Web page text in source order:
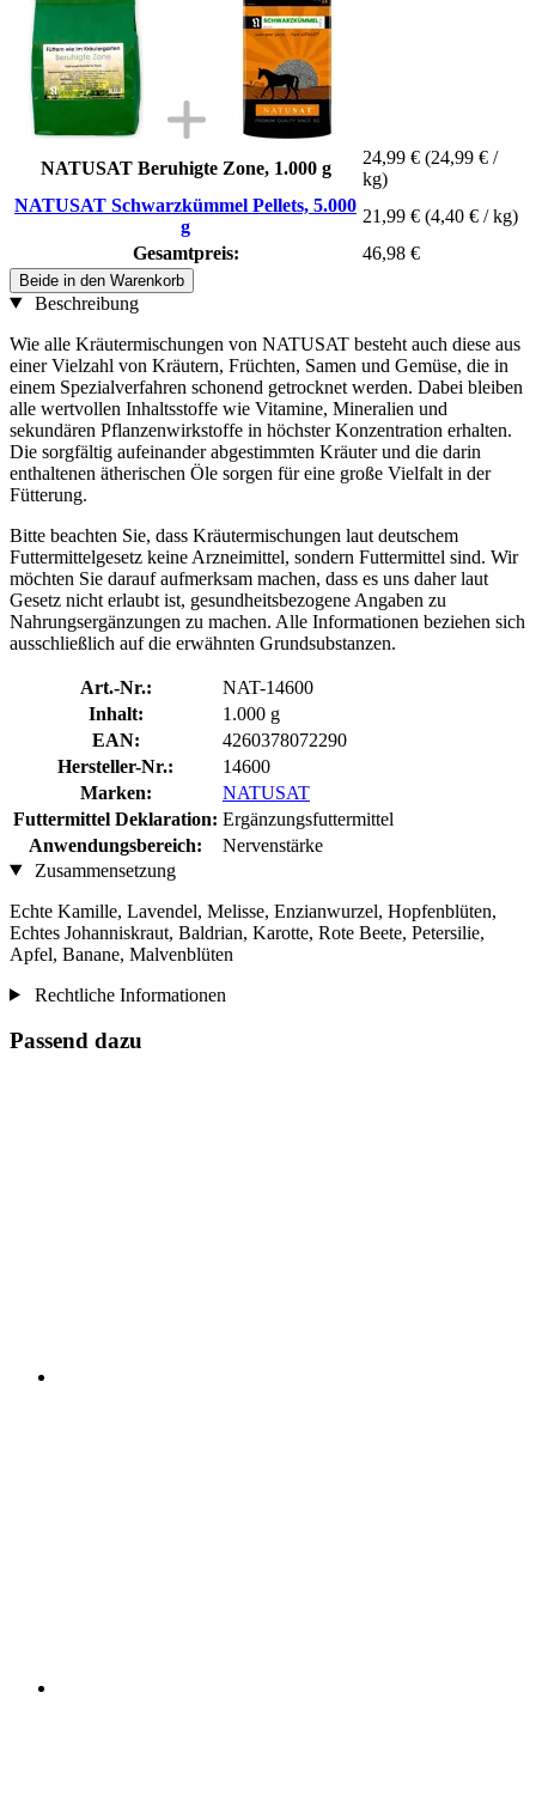
NATUSAT Beruhigte Zone, 1.000 g
24,99 € (24,99 € /
kg)
NATUSAT Schwarzkümmel Pellets, 5.000
g
21,99 € (4,40 € / kg)
Gesamtpreis:
46,98 €
Beide in den Warenkorb
Beschreibung
Wie alle Kräutermischungen von NATUSAT besteht auch diese aus
einer Vielzahl von Kräutern, Früchten, Samen und Gemüse, die in
einem Spezialverfahren schonend getrocknet werden. Dabei bleiben
alle wertvollen Inhaltsstoffe wie Vitamine, Mineralien und
sekundären Pflanzenwirkstoffe in höchster Konzentration erhalten.
Die sorgfältig aufeinander abgestimmten Kräuter und die darin
enthaltenen ätherischen Öle sorgen für eine große Vielfalt in der
Fütterung.
Bitte beachten Sie, dass Kräutermischungen laut deutschem
Futtermittelgesetz keine Arzneimittel, sondern Futtermittel sind. Wir
möchten Sie darauf aufmerksam machen, dass es uns daher laut
Gesetz nicht erlaubt ist, gesundheitsbezogene Angaben zu
Nahrungsergänzungen zu machen. Alle Informationen beziehen sich
ausschließlich auf die erwähnten Grundsubstanzen.
Art.-Nr.:
NAT-14600
Inhalt:
1.000 g
EAN:
4260378072290
Hersteller-Nr.:
14600
Marken:
NATUSAT
Futtermittel Deklaration: Ergänzungsfuttermittel
Anwendungsbereich:
Nervenstärke
Zusammensetzung
Echte Kamille, Lavendel, Melisse, Enzianwurzel, Hopfenblüten,
Echtes Johanniskraut, Baldrian, Karotte, Rote Beete, Petersilie,
Apfel, Banane, Malvenblüten
Rechtliche Informationen
Passend dazu